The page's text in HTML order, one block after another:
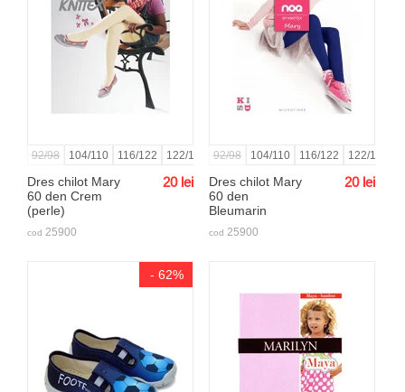
92/98 104/110 116/122 122/128 128/134 134/140 140/146 146/152
Dres chilot Mary
60 den Crem
(perle)
20 lei
cod 25900
92/98 104/110 116/122 122/128
Dres chilot Mary
60 den
Bleumarin
20 lei
cod 25900
- 62%